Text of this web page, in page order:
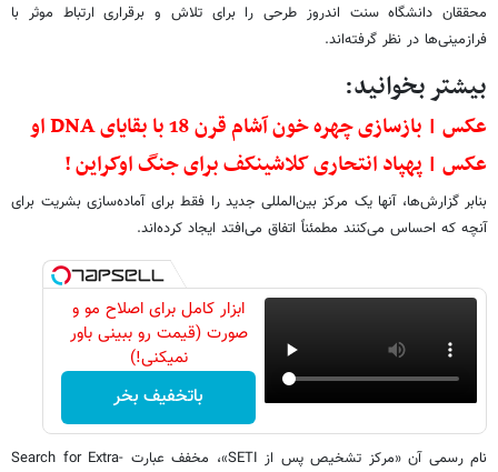
محققان دانشگاه سنت اندروز طرحی را برای تلاش و برقراری ارتباط موثر با
فرازمینی‌ها در نظر گرفته‌اند.
بیشتر بخوانید:
عکس | بازسازی چهره خون آشام قرن 18 با بقایای DNA او
عکس | پهپاد انتحاری کلاشینکف برای جنگ اوکراین !
بنابر گزارش‌ها، آنها یک مرکز بین‌المللی جدید را فقط برای آماده‌سازی بشریت برای
آنچه که احساس می‌کنند مطمئناً اتفاق می‌افتد ایجاد کرده‌اند.
ابزار کامل برای اصلاح مو و
صورت (قیمت رو ببینی باور
نمیکنی!)
باتخفیف بخر
نام رسمی آن «مرکز تشخیص پس از SETI»، مخفف عبارت Search for Extra-